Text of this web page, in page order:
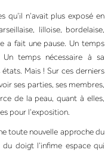
qu’il n’avait plus exposé en
lilloise, bordelaise,
a fait une pause. Un temps
temps nécessaire à sa
Mais ! Sur ces derniers
ses parties, ses membres,
de la peau, quant à elles,
pour l’exposition.
toute nouvelle approche du
doigt l’infime espace qui